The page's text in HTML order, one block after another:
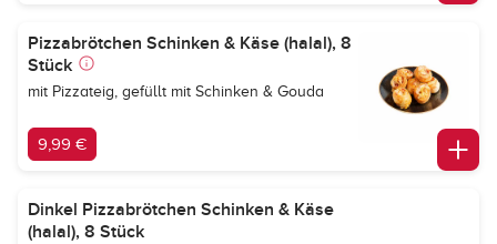
Pizzabrötchen Schinken & Käse (halal), 8
Stück
mit Pizzateig, gefüllt mit Schinken & Gouda
9,99 €
Dinkel Pizzabrötchen Schinken & Käse
(halal), 8 Stück